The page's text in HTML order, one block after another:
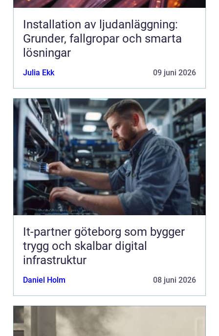
Installation av ljudanläggning:
Grunder, fallgropar och smarta
lösningar
Julia Ekk 09 juni 2026
It-partner göteborg som bygger
trygg och skalbar digital
infrastruktur
Daniel Holm 08 juni 2026